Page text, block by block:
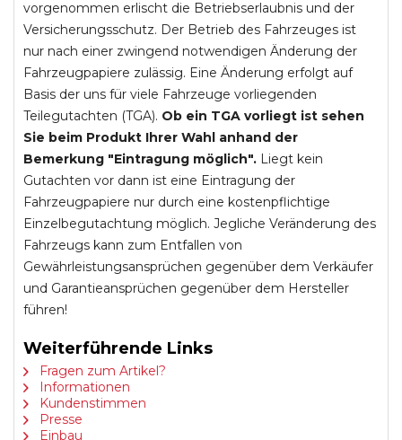
vorgenommen erlischt die Betriebserlaubnis und der
Versicherungsschutz. Der Betrieb des Fahrzeuges ist
nur nach einer zwingend notwendigen Änderung der
Fahrzeugpapiere zulässig. Eine Änderung erfolgt auf
Basis der uns für viele Fahrzeuge vorliegenden
Teilegutachten (TGA). Ob ein TGA vorliegt ist sehen
Sie beim Produkt Ihrer Wahl anhand der
Bemerkung "Eintragung möglich". Liegt kein
Gutachten vor dann ist eine Eintragung der
Fahrzeugpapiere nur durch eine kostenpflichtige
Einzelbegutachtung möglich. Jegliche Veränderung des
Fahrzeugs kann zum Entfallen von
Gewährleistungsansprüchen gegenüber dem Verkäufer
und Garantieansprüchen gegenüber dem Hersteller
führen!
Weiterführende Links
Fragen zum Artikel?
Informationen
Kundenstimmen
Presse
Einbau